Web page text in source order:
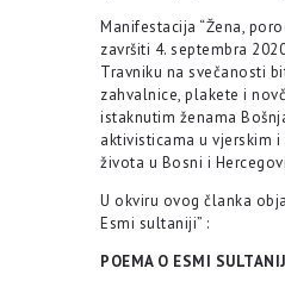
Manifestacija “Žena,
završiti 4. septembra
Travniku na svečanosti
zahvalnice, plakete i
istaknutim ženama
aktivisticama u vjerskim
života u Bosni i
U okviru ovog članka
Esmi sultaniji” :
POEMA O ESMI